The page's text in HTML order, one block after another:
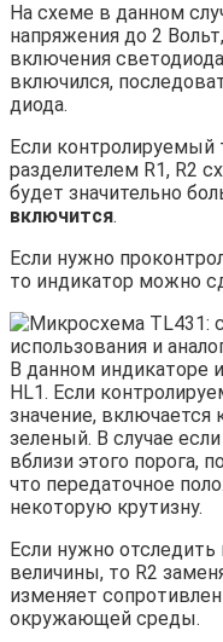
На схеме в данном
напряжения до 2
включения
включился,
диода.
Если
разделителем R1, R2
будет значительно
включится.
Если нужно
то индикатор можно
В данном индикаторе
HL1. Если
значение, включается
зеленый. В случае
вблизи этого порога,
что передаточное
некоторую крутизну.
Если нужно
величины, то R2
изменяет
окружающей среды.